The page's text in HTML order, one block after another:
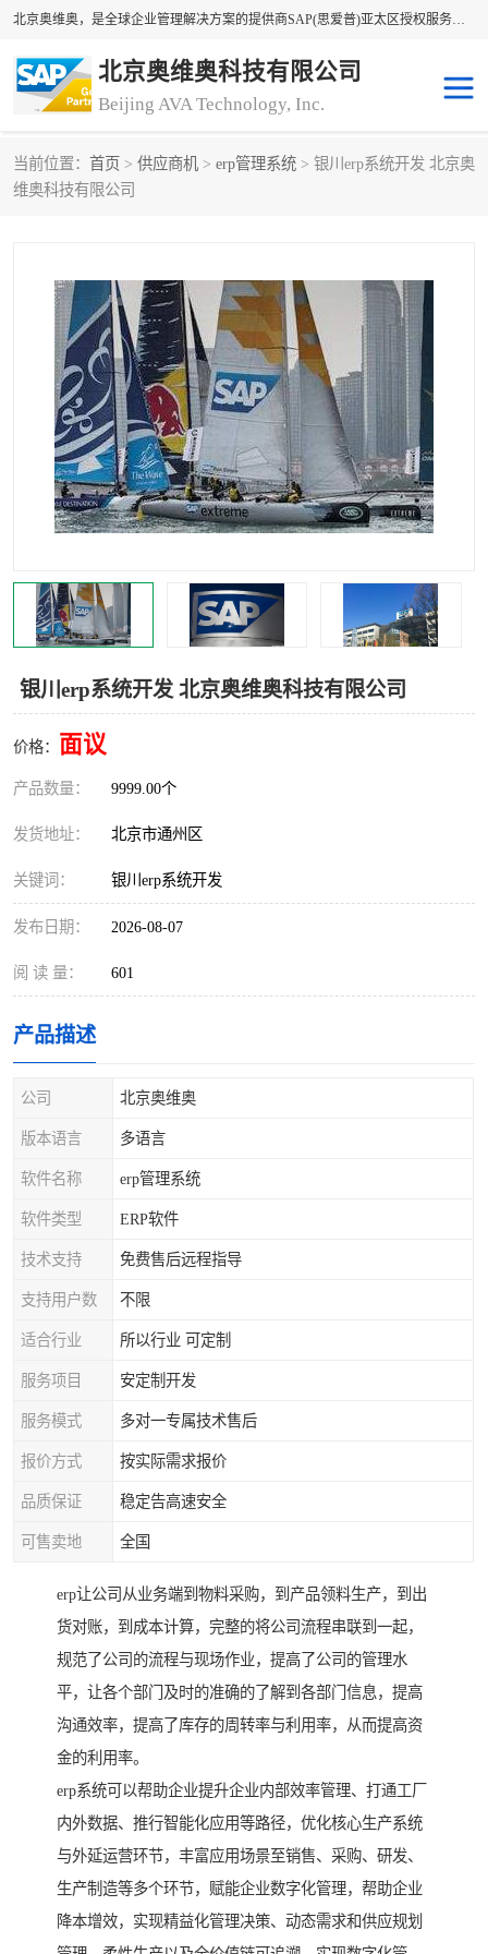
北京奥维奥，是全球企业管理解决方案的提供商SAP(思爱普)亚太区授权服务商领军者，SAP金牌服务商和代理商。企业ERP系统软件，SAP软件实施，17年来服务客户1500多家。提供SAP Business One，SAP Business ByDesign，SAP S/4HANA Cloud，SAP Analytics Cloud （分析云）等产品与解决方案。咨询专线：400-890-8880
北京奥维奥科技有限公司
Beijing AVA Technology, Inc.
当前位置： 首页 > 供应商机 > erp管理系统 > 银川erp系统开发 北京奥
维奥科技有限公司
银川erp系统开发 北京奥维奥科技有限公司
价格： 面议
产品数量： 9999.00个
发货地址： 北京市通州区
关键词： 银川erp系统开发
发布日期： 2026-08-07
阅 读 量： 601
产品描述
公司 北京奥维奥
版本语言 多语言
软件名称 erp管理系统
软件类型 ERP软件
技术支持 免费售后远程指导
支持用户数 不限
适合行业 所以行业 可定制
服务项目 安定制开发
服务模式 多对一专属技术售后
报价方式 按实际需求报价
品质保证 稳定告高速安全
可售卖地 全国
erp让公司从业务端到物料采购，到产品领料生产，到出
货对账，到成本计算，完整的将公司流程串联到一起，
规范了公司的流程与现场作业，提高了公司的管理水
平，让各个部门及时的准确的了解到各部门信息，提高
沟通效率，提高了库存的周转率与利用率，从而提高资
金的利用率。
erp系统可以帮助企业提升企业内部效率管理、打通工厂
内外数据、推行智能化应用等路径，优化核心生产系统
与外延运营环节，丰富应用场景至销售、采购、研发、
生产制造等多个环节，赋能企业数字化管理，帮助企业
降本增效，实现精益化管理决策、动态需求和供应规划
sap系统
sap软件开发 sap管理系统
码上用条码管理 扫码系统
工厂ERP软件 制造业ERP系统
工厂ERP系统 皮具厂erp系统
食品厂erp系统 塑胶厂erp系统
小工厂erp系统 印染厂erp系统